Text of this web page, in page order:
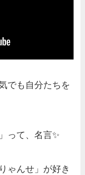
でも自分たちを
って、名言✨
ゃんせ」が好き